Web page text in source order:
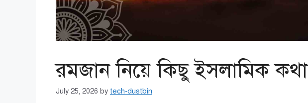
রমজান নিয়ে কিছু ইসলামিক কথা
July 25, 2026 by tech-dustbin